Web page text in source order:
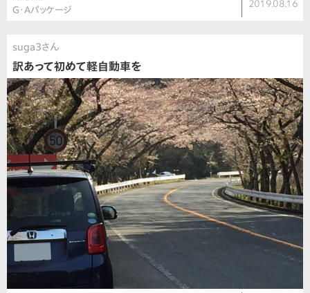
G・Aパッケージ
2019.08.16
suga3さん
訳あって初めて軽自動車を